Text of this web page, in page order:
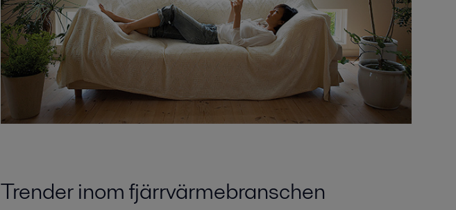
Trender inom fjärrvärmebranschen